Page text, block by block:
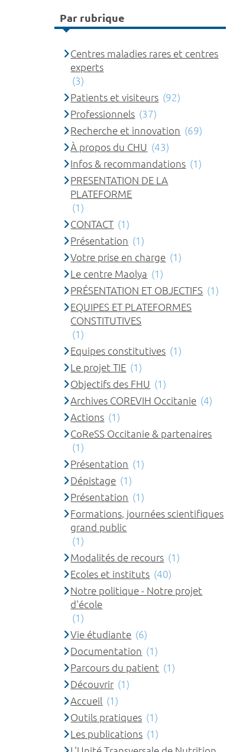
Par rubrique
Centres maladies rares et centres
experts
(3)
Patients et visiteurs (92)
Professionnels (37)
Recherche et innovation (69)
À propos du CHU (43)
Infos & recommandations (1)
PRESENTATION DE LA
PLATEFORME
(1)
CONTACT (1)
Présentation (1)
Votre prise en charge (1)
Le centre Maolya (1)
PRÉSENTATION ET OBJECTIFS (1)
EQUIPES ET PLATEFORMES
CONSTITUTIVES
(1)
Equipes constitutives (1)
Le projet TIE (1)
Objectifs des FHU (1)
Archives COREVIH Occitanie (4)
Actions (1)
CoReSS Occitanie & partenaires
(1)
Présentation (1)
Dépistage (1)
Présentation (1)
Formations, journées scientifiques
grand public
(1)
Modalités de recours (1)
Ecoles et instituts (40)
Notre politique - Notre projet
d'école
(1)
Vie étudiante (6)
Documentation (1)
Parcours du patient (1)
Découvrir (1)
Accueil (1)
Outils pratiques (1)
Les publications (1)